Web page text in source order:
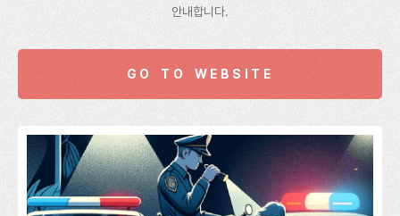
안내합니다.
GO TO WEBSITE